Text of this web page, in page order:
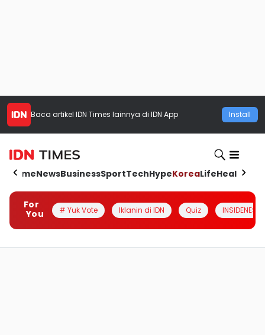
Baca artikel IDN Times lainnya di IDN App Install
HomeNewsBusinessSportTechHypeKoreaLifeHealth
For
You
# Yuk Vote Iklanin di IDN Quiz INSIDENESIA